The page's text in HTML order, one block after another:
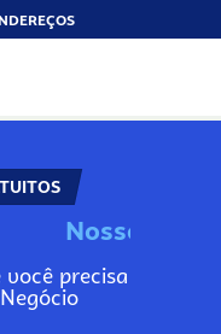
Nosso
precisa